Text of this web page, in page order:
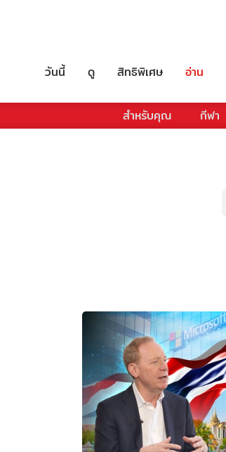
วันนี้ ดู สิทธิพิเศษ อ่าน
สำหรับคุณ กีฬา